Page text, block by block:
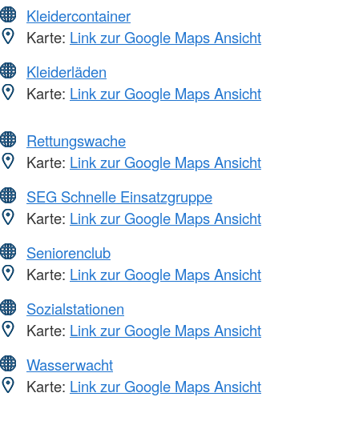
Kleidercontainer
Karte: Link zur Google Maps Ansicht
Kleiderläden
Karte: Link zur Google Maps Ansicht
Rettungswache
Karte: Link zur Google Maps Ansicht
SEG Schnelle Einsatzgruppe
Karte: Link zur Google Maps Ansicht
Seniorenclub
Karte: Link zur Google Maps Ansicht
Sozialstationen
Karte: Link zur Google Maps Ansicht
Wasserwacht
Karte: Link zur Google Maps Ansicht